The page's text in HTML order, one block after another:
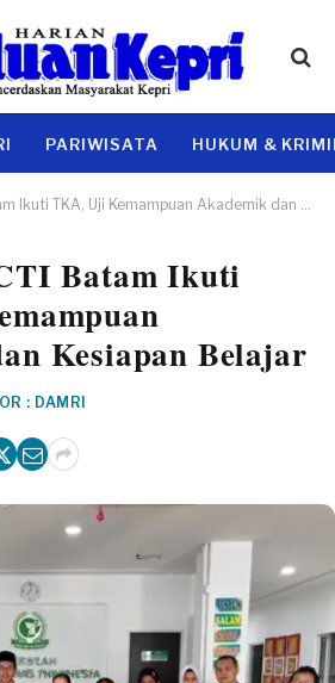
PARIWISATA HUKUM &
TKA, Uji Kemampuan Akademik dan Kesiapan Belajar
Batam Ikuti
Kesiapan Belajar
: DAMRI